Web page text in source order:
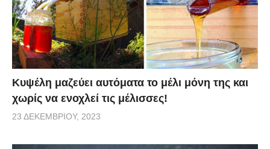
Κυψέλη μαζεύει αυτόματα το μέλι μόνη της και
χωρίς να ενοχλεί τις μέλισσες!
23 ΔΕΚΕΜΒΡΊΟΥ, 2023